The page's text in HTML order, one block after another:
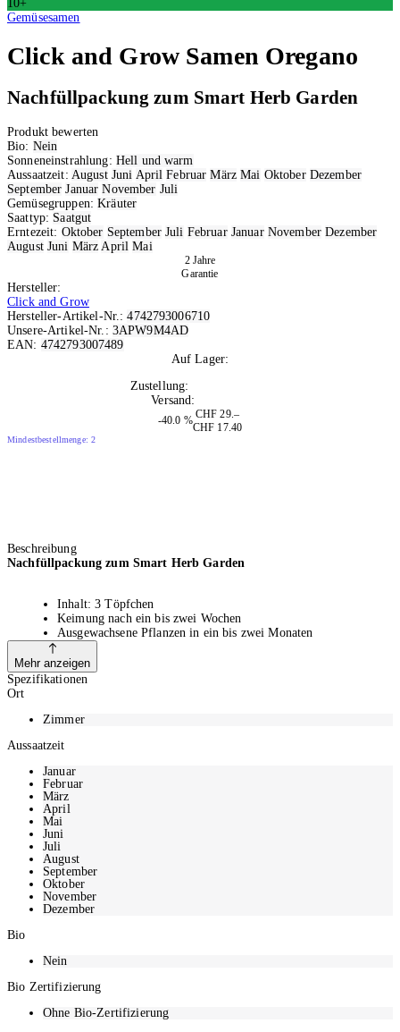
10+
Gemüsesamen
Click and GrowSamen Oregano
Nachfüllpackung zum Smart Herb Garden
Produkt bewerten
Bio: Nein
Sonneneinstrahlung: Hell und warm
Aussaatzeit: August Juni April Februar März Mai Oktober Dezember
September Januar November Juli
Gemüsegruppen:Kräuter
Saattyp: Saatgut
Erntezeit: Oktober September Juli Februar Januar November Dezember
August Juni März April Mai
2 Jahre
Garantie
Hersteller:
Click and Grow
Hersteller-Artikel-Nr.:4742793006710
Unsere-Artikel-Nr.: 3APW9M4AD
EAN: 4742793007489
Auf Lager:
Zustellung:
Versand:
-40.0 %
CHF 29.–
CHF 17.40
Mindestbestellmenge: 2
Beschreibung
Nachfüllpackung zum Smart Herb Garden
Inhalt: 3 Töpfchen
Keimung nach ein bis zwei Wochen
Ausgewachsene Pflanzen in ein bis zwei Monaten
Frei von Pestiziden
Februar, März, April, Mai, Juni, Juli, August, September, Oktober,
Erntezeit
Die Erntezeit ist an folgenden Monaten: Januar, Februar, März, April,
Mai, Juni, Juli, August, September, Oktober, November, Dezember
Kräuter
Als Kräuter verstehen sich «küchensprachlich» Pflanzen, deren Blätter
sowie Blüten frisch oder getrocknet als Gewürze verwendbar sind.
Mehr anzeigen
Spezifikationen
Ort
Zimmer
Aussaatzeit
Januar
Februar
März
April
Mai
Juni
Juli
August
September
Oktober
November
Dezember
Bio
Nein
Bio Zertifizierung
Ohne Bio-Zertifizierung